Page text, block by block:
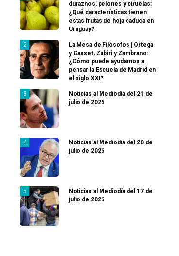
duraznos, pelones y ciruelas:
¿Qué características tienen
estas frutas de hoja caduca en
Uruguay?
La Mesa de Filósofos | Ortega
y Gasset, Zubiri y Zambrano:
¿Cómo puede ayudarnos a
pensar la Escuela de Madrid en
el siglo XXI?
Noticias al Mediodía del 21 de
julio de 2026
Noticias al Mediodía del 20 de
julio de 2026
Noticias al Mediodía del 17 de
julio de 2026